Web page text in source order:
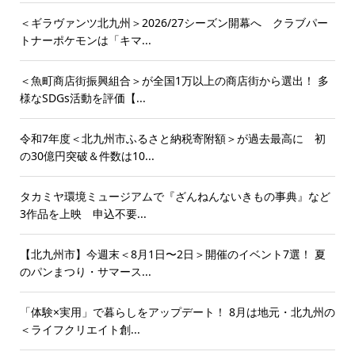
＜ギラヴァンツ北九州＞2026/27シーズン開幕へ クラブパー
トナーポケモンは「キマ...
＜魚町商店街振興組合＞が全国1万以上の商店街から選出！ 多
様なSDGs活動を評価【...
令和7年度＜北九州市ふるさと納税寄附額＞が過去最高に 初
の30億円突破＆件数は10...
タカミヤ環境ミュージアムで『ざんねんないきもの事典』など
3作品を上映 申込不要...
【北九州市】今週末＜8月1日〜2日＞開催のイベント7選！ 夏
のパンまつり・サマース...
「体験×実用」で暮らしをアップデート！ 8月は地元・北九州の
＜ライフクリエイト創...